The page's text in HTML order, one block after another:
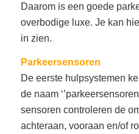
Daarom is een goede
overbodige luxe. Je kan
in zien.
Parkeersensoren
De eerste hulpsystemen
de naam
sensoren controleren de
achteraan, vooraan en/of